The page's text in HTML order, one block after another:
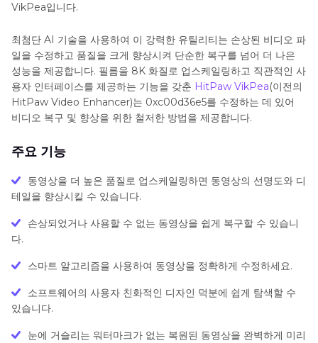
VikPea입니다.
최첨단 AI 기술을 사용하여 이 강력한 유틸리티는 손상된 비디오 파
일을 수정하고 품질을 크게 향상시켜 단순한 복구를 넘어 더 나은
성능을 제공합니다. 필름을 8K 화질로 업스케일링하고 직관적인 사
용자 인터페이스를 제공하는 기능을 갖춘 HitPaw VikPea(이전의
HitPaw Video Enhancer)는 0xc00d36e5를 수정하는 데 있어
비디오 복구 및 향상을 위한 철저한 방법을 제공합니다.
주요 기능
동영상을 더 높은 품질로 업스케일링하면 동영상의 선명도와 디
테일을 향상시킬 수 있습니다.
손상되었거나 사용할 수 없는 동영상을 쉽게 복구할 수 있습니
다.
스마트 알고리즘을 사용하여 동영상을 정확하게 수정하세요.
소프트웨어의 사용자 친화적인 디자인 덕분에 쉽게 탐색할 수
있습니다.
눈에 거슬리는 워터마크가 없는 복원된 동영상을 완벽하게 미리